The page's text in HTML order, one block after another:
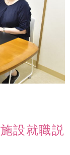
設就職説